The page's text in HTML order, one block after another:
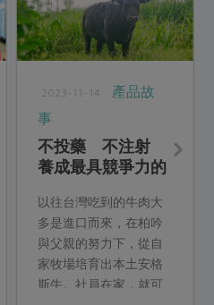
2023-11-14
產品故
事
不投藥 不注射
養成最具競爭力的
以往台灣吃到的牛肉大
多是進口而來，在柏吟
與父親的努力下，從自
家牧場培育出本土安格
斯牛。社員在家，就可